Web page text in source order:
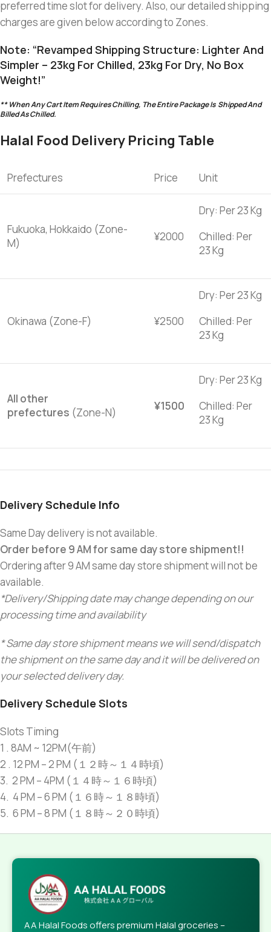
preferred time slot for delivery. Also, our detailed shipping
charges are given below according to Zones.
Note: “Revamped Shipping Structure: Lighter And
Simpler – 23kg For Chilled, 23kg For Dry, No Box
Weight!”
** When Any Cart Item Requires Chilling, The Entire Package Is Shipped And
Billed As Chilled.
Halal Food Delivery Pricing Table
Prefectures Price Unit
Fukuoka, Hokkaido (Zone-
M)
¥2000
Dry: Per 23 Kg
Chilled: Per
23 Kg
Okinawa (Zone-F) ¥2500
Dry: Per 23 Kg
Chilled: Per
23 Kg
All other
prefectures (Zone-N) ¥1500
Dry: Per 23 Kg
Chilled: Per
23 Kg
Delivery Schedule Info
Same Day delivery is not available.
Order before 9 AM for same day store shipment!!
Ordering after 9 AM same day store shipment will not be
available.
*Delivery/Shipping date may change depending on our
processing time and availability
* Same day store shipment means we will send/dispatch
the shipment on the same day and it will be delivered on
your selected delivery day.
Delivery Schedule Slots
Slots Timing
1 . 8AM ~ 12PM(午前)
2 . 12 PM – 2 PM (１２時～１４時頃)
3. 2 PM – 4PM (１４時～１６時頃)
4. 4 PM – 6 PM (１６時～１８時頃)
5. 6 PM – 8 PM (１８時～２０時頃)
AA Halal Foods offers premium Halal groceries –